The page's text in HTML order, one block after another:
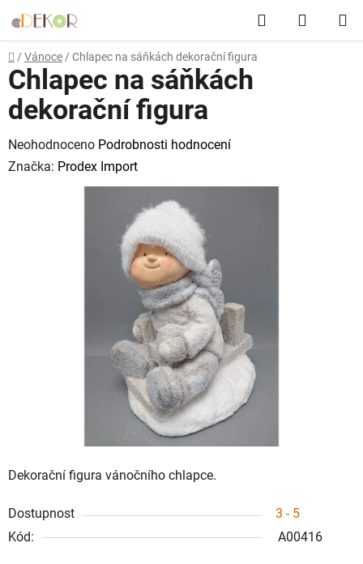
na
obsah
Hledat
KOŠÍK
Domů
/ Vánoce / Chlapec na sáňkách dekorační figura
Dekorační figura vánočního chlapce.
Dostupnost
3 - 5
Kód:
A00416
Chlapec na sáňkách
dekorační figura
Průměrné
hodnocení
Neohodnoceno Podrobnosti hodnocení
Značka: Prodex Import